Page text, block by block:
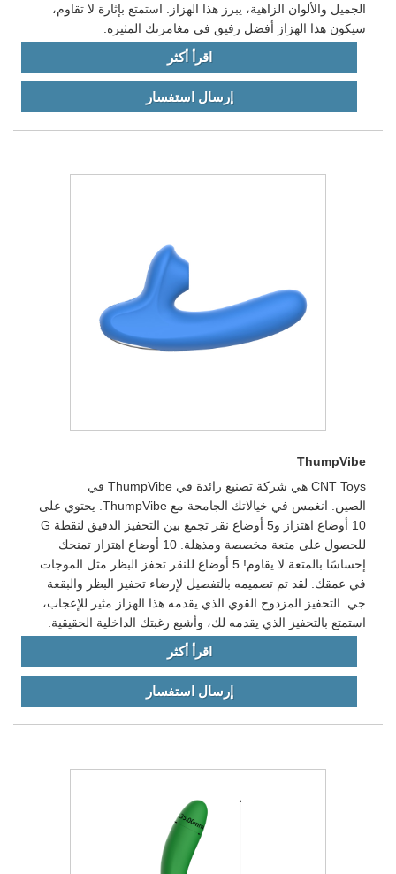
الجميل والألوان الزاهية، يبرز هذا الهزاز. استمتع بإثارة لا تقاوم،
سيكون هذا الهزاز أفضل رفيق في مغامرتك المثيرة.
اقرأ أكثر
إرسال استفسار
ThumpVibe
CNT Toys هي شركة تصنيع رائدة في ThumpVibe في
الصين. انغمس في خيالاتك الجامحة مع ThumpVibe. يحتوي على
10 أوضاع اهتزاز و5 أوضاع نقر تجمع بين التحفيز الدقيق لنقطة G
للحصول على متعة مخصصة ومذهلة. 10 أوضاع اهتزاز تمنحك
إحساسًا بالمتعة لا يقاوم! 5 أوضاع للنقر تحفز البظر مثل الموجات
في عمقك. لقد تم تصميمه بالتفصيل لإرضاء تحفيز البظر والبقعة
جي. التحفيز المزدوج القوي الذي يقدمه هذا الهزاز مثير للإعجاب،
استمتع بالتحفيز الذي يقدمه لك، وأشبع رغبتك الداخلية الحقيقية.
اقرأ أكثر
إرسال استفسار